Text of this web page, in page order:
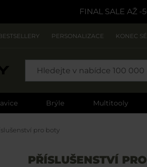
FINAL SALE AŽ -
PERSONALIZACE KONEC
Brýle Multitooly
pro boty
PŘÍSLUŠENSTVÍ